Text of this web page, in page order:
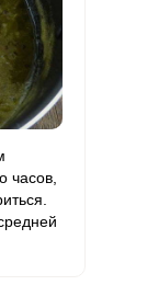
часов,